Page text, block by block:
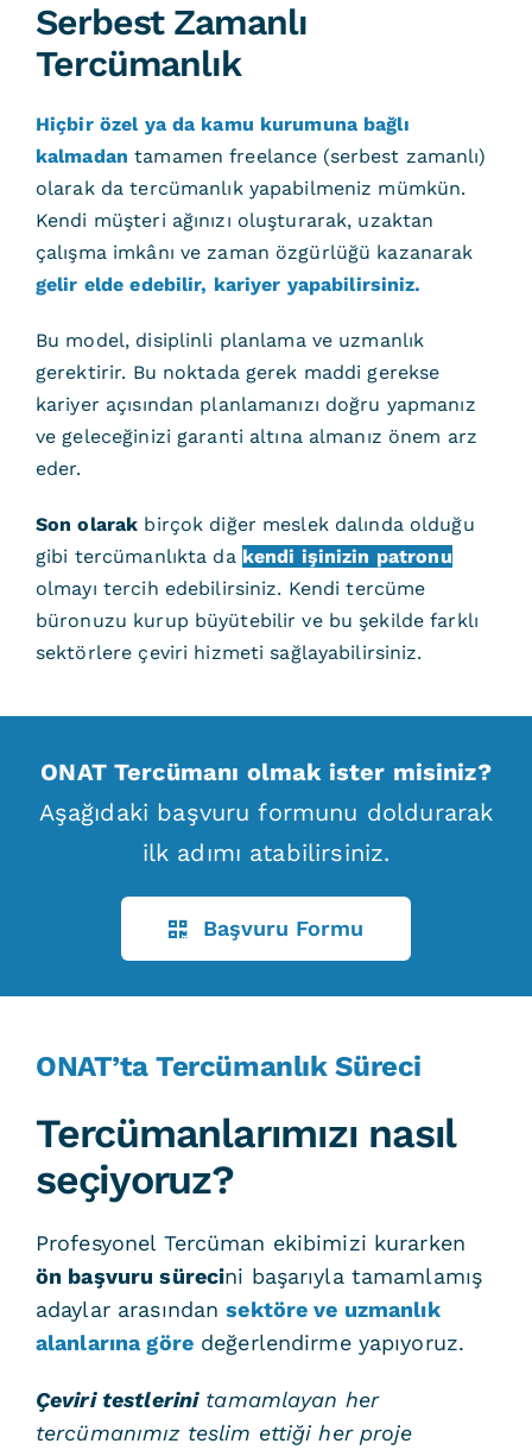
Serbest Zamanlı
Tercümanlık
Hiçbir özel ya da kamu kurumuna bağlı
kalmadan tamamen freelance (serbest zamanlı)
olarak da tercümanlık yapabilmeniz mümkün.
Kendi müşteri ağınızı oluşturarak, uzaktan
çalışma imkânı ve zaman özgürlüğü kazanarak
gelir elde edebilir, kariyer yapabilirsiniz.
Bu model, disiplinli planlama ve uzmanlık
gerektirir. Bu noktada gerek maddi gerekse
kariyer açısından planlamanızı doğru yapmanız
ve geleceğinizi garanti altına almanız önem arz
eder.
Son olarak birçok diğer meslek dalında olduğu
gibi tercümanlıkta da kendi işinizin patronu
olmayı tercih edebilirsiniz. Kendi tercüme
büronuzu kurup büyütebilir ve bu şekilde farklı
sektörlere çeviri hizmeti sağlayabilirsiniz.
ONAT Tercümanı olmak ister misiniz?
Aşağıdaki başvuru formunu doldurarak
ilk adımı atabilirsiniz.
Başvuru Formu
ONAT’ta Tercümanlık Süreci
Tercümanlarımızı nasıl
seçiyoruz?
Profesyonel Tercüman ekibimizi kurarken
ön başvuru sürecini başarıyla tamamlamış
adaylar arasındansektöre ve uzmanlık
alanlarına göredeğerlendirme yapıyoruz.
Çeviri testlerinitamamlayan her
tercümanımız teslim ettiği her proje